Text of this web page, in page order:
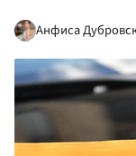
Анфиса